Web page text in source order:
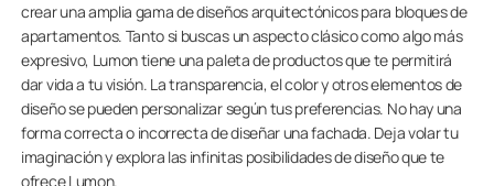
crear una amplia gama de diseños arquitectónicos para bloques de
apartamentos. Tanto si buscas un aspecto clásico como algo más
expresivo, Lumon tiene una paleta de productos que te permitirá
dar vida a tu visión. La transparencia, el color y otros elementos de
diseño se pueden personalizar según tus preferencias. No hay una
forma correcta o incorrecta de diseñar una fachada. Deja volar tu
imaginación y explora las infinitas posibilidades de diseño que te
ofrece Lumon.